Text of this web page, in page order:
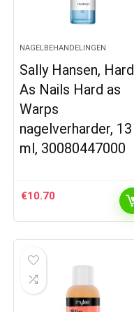
NAGELBEHANDELINGEN
Sally Hansen, Hard
As Nails Hard as
Warps
nagelverharder, 13
ml, 30080447000
€10.70